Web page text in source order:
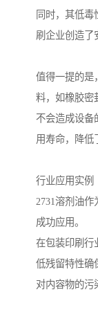
同时，其低
刷企业创造了
值得一提的是
料，如橡胶密
不会造成设备
用寿命，降低
行业应用实例
2731溶剂油
成功应用。
在包装印刷行
低残留特性确
对内容物的污